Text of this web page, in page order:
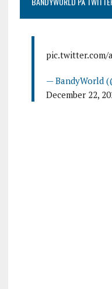
pic.twitter.com/
— BandyWorld
December 22,